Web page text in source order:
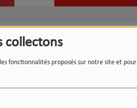
collectons
fonctionnalités proposés sur notre site et pour